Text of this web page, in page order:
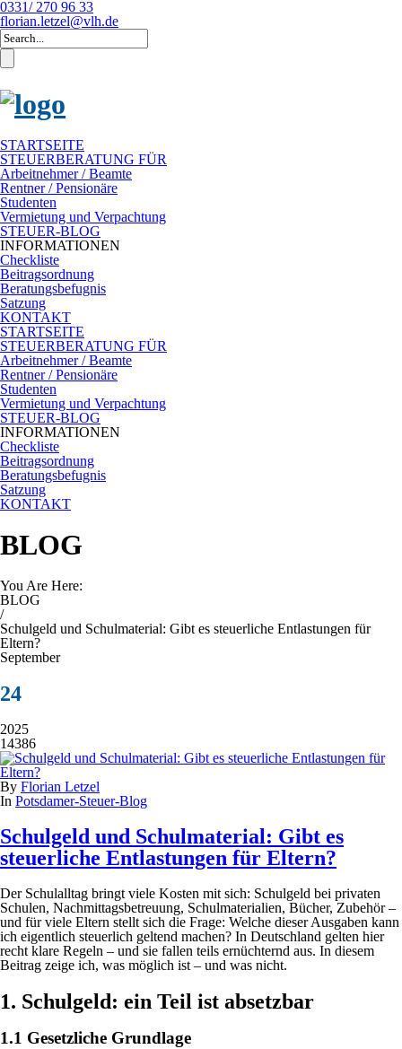
0331/ 270 96 33
florian.letzel@vlh.de
STARTSEITE
STEUERBERATUNG FÜR
Arbeitnehmer / Beamte
Rentner / Pensionäre
Studenten
Vermietung und Verpachtung
STEUER-BLOG
INFORMATIONEN
Checkliste
Beitragsordnung
Beratungsbefugnis
Satzung
KONTAKT
STARTSEITE
STEUERBERATUNG FÜR
Arbeitnehmer / Beamte
Rentner / Pensionäre
Studenten
Vermietung und Verpachtung
STEUER-BLOG
INFORMATIONEN
Checkliste
Beitragsordnung
Beratungsbefugnis
Satzung
KONTAKT
BLOG
You Are Here:
BLOG
/
Schulgeld und Schulmaterial: Gibt es steuerliche Entlastungen für
Eltern?
September
24
2025
14386
By Florian Letzel
In Potsdamer-Steuer-Blog
Schulgeld und Schulmaterial: Gibt es
steuerliche Entlastungen für Eltern?
Der Schulalltag bringt viele Kosten mit sich: Schulgeld bei privaten
Schulen, Nachmittagsbetreuung, Schulmaterialien, Bücher, Zubehör –
und für viele Eltern stellt sich die Frage: Welche dieser Ausgaben kann
ich eigentlich steuerlich geltend machen? In Deutschland gelten hier
recht klare Regeln – und sie fallen teils ernüchternd aus. In diesem
Beitrag zeige ich, was möglich ist – und was nicht.
1. Schulgeld: ein Teil ist absetzbar
1.1 Gesetzliche Grundlage